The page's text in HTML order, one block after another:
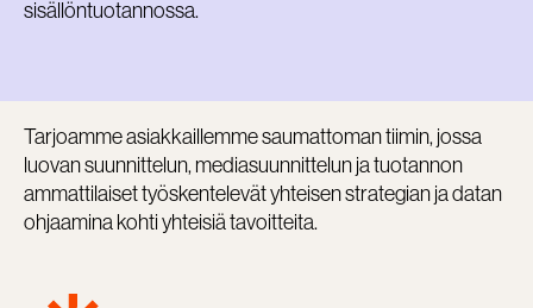
sisällöntuotannossa.
Tarjoamme asiakkaillemme saumattoman tiimin, jossa
luovan suunnittelun, mediasuunnittelun ja tuotannon
ammattilaiset työskentelevät yhteisen strategian ja datan
ohjaamina kohti yhteisiä tavoitteita.